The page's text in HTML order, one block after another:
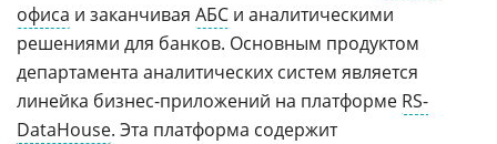
офиса и заканчивая АБС и аналитическими
решениями для банков. Основным продуктом
департамента аналитических систем является
линейка бизнес-приложений на платформе RS-
DataHouse. Эта платформа содержит